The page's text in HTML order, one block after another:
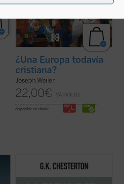
¿Una Europa todavía
cristiana?
Joseph Weiler
22,00€ IVA incluido
disponible en ebook:
Este es el volumen siete de la colección de
artículos publicados en el semanario